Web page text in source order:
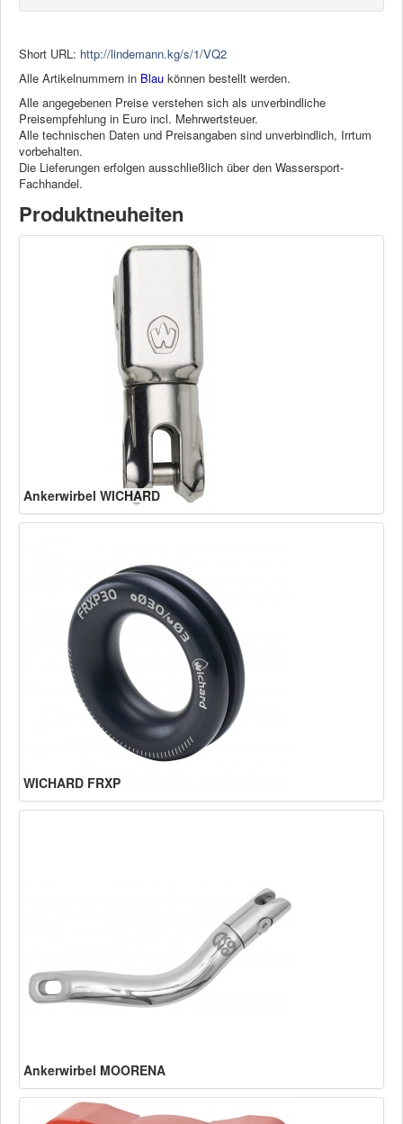
Short URL: http://lindemann.kg/s/1/VQ2
Alle Artikelnummern in Blau können bestellt werden.
Alle angegebenen Preise verstehen sich als unverbindliche
Preisempfehlung in Euro incl. Mehrwertsteuer.
Alle technischen Daten und Preisangaben sind unverbindlich, Irrtum
vorbehalten.
Die Lieferungen erfolgen ausschließlich über den Wassersport-
Fachhandel.
Produktneuheiten
Ankerwirbel WICHARD
WICHARD FRXP
Ankerwirbel MOORENA